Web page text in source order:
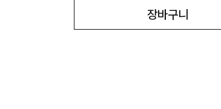
장바구니